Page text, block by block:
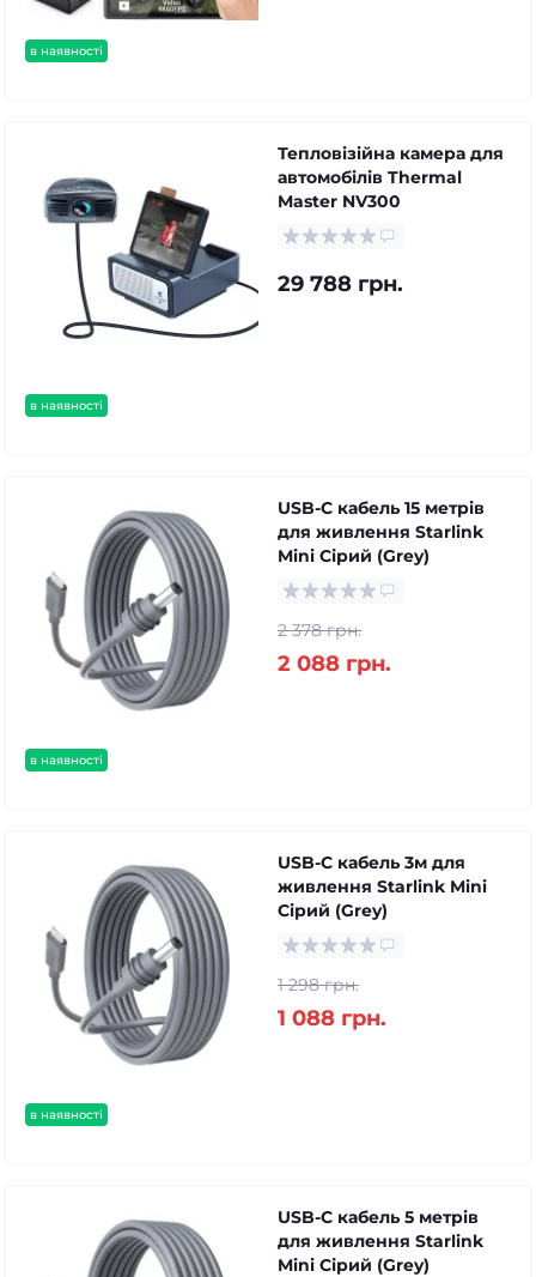
в наявності
в наявності
Тепловізійна камера для
автомобілів Thermal
Master NV300
29 788 грн.
в наявності
USB-C кабель 15 метрів
для живлення Starlink
Mini Сірий (Grey)
2 378 грн.
2 088 грн.
в наявності
USB-C кабель 3м для
живлення Starlink Mini
Сірий (Grey)
1 298 грн.
1 088 грн.
USB-C кабель 5 метрів
для живлення Starlink
Mini Сірий (Grey)